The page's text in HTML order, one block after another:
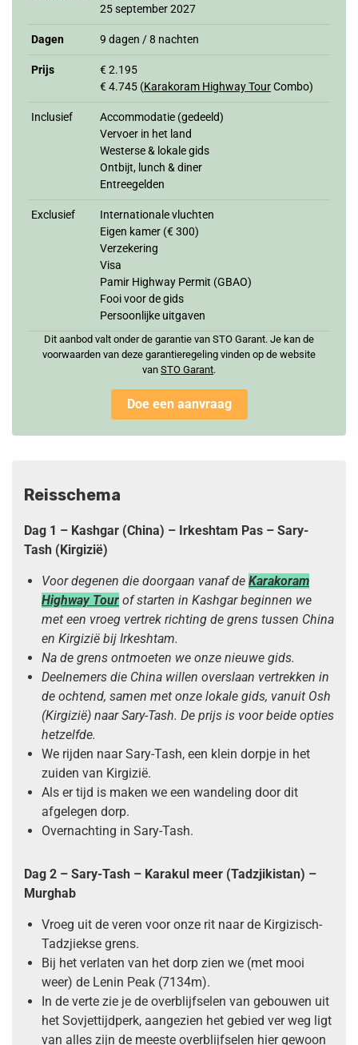
25 september 2027
Dagen 9 dagen / 8 nachten
Prijs
€ 2.195
€ 4.745 (Karakoram Highway TourCombo)
Inclusief
Accommodatie (gedeeld)
Vervoer in het land
Westerse & lokale gids
Ontbijt, lunch & diner
Entreegelden
Exclusief
Internationale vluchten
Eigen kamer (€ 300)
Verzekering
Visa
Pamir Highway Permit (GBAO)
Fooi voor de gids
Persoonlijke uitgaven
Dit aanbod valt onder de garantie van STO Garant. Je kan de
voorwaarden van deze garantieregeling vinden op de website
van STO Garant.
Doe een aanvraag
Reisschema
Dag 1 – Kashgar (China) – Irkeshtam Pas – Sary-
Tash (Kirgizië)
Voor degenen die doorgaan vanaf de Karakoram
Highway Tour of starten in Kashgar beginnen we
met een vroeg vertrek richting de grens tussen China
en Kirgizië bij Irkeshtam.
Na de grens ontmoeten we onze nieuwe gids.
Deelnemers die China willen overslaan vertrekken in
de ochtend, samen met onze lokale gids, vanuit Osh
(Kirgizië) naar Sary-Tash. De prijs is voor beide opties
hetzelfde.
We rijden naar Sary-Tash, een klein dorpje in het
zuiden van Kirgizië.
Als er tijd is maken we een wandeling door dit
afgelegen dorp.
Overnachting in Sary-Tash.
Dag 2 – Sary-Tash – Karakul meer (Tadzjikistan) –
Murghab
Vroeg uit de veren voor onze rit naar de Kirgizisch-
Tadzjiekse grens.
Bij het verlaten van het dorp zien we (met mooi
weer) de Lenin Peak (7134m).
In de verte zie je de overblijfselen van gebouwen uit
het Sovjettijdperk, aangezien het gebied ver weg ligt
van alles zijn de meeste overblijfselen hier gewoon